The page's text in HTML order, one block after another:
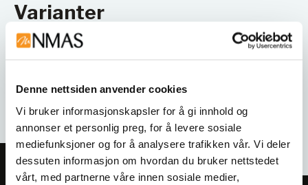
Denne nettsiden anvender cookies
Vi bruker informasjonskapsler for å gi innhold og
annonser et personlig preg, for å levere sosiale
mediefunksjoner og for å analysere trafikken vår. Vi deler
dessuten informasjon om hvordan du bruker nettstedet
vårt, med partnerne våre innen sosiale medier,
Varianter